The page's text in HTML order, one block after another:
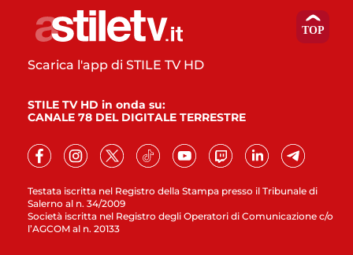
Testata iscritta nel Registro della Stampa presso il Tribunale di
Salerno al n. 34/2009
Società iscritta nel Registro degli Operatori di Comunicazione c/o
l’AGCOM al n. 20133
Scarica l'app di STILE TV HD
STILE TV HD in onda su:
CANALE 78 DEL DIGITALE TERRESTRE